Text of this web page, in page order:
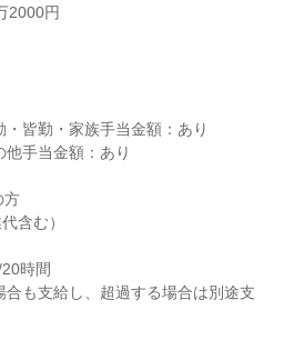
2000円
皆勤・家族手当金額：あり
手当金額：あり
方
含む）
時間
も支給し、超過する場合は別途支